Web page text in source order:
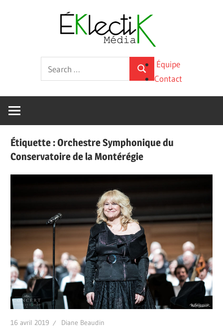
toutes
ses
formes
for:
Search
Équipe
Contact
Étiquette :Orchestre Symphonique du
Conservatoire de la Montérégie
16 avril 2019 Diane Beaudin